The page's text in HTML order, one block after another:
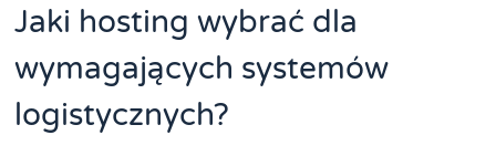
Jaki hosting wybrać dla
wymagających systemów
logistycznych?